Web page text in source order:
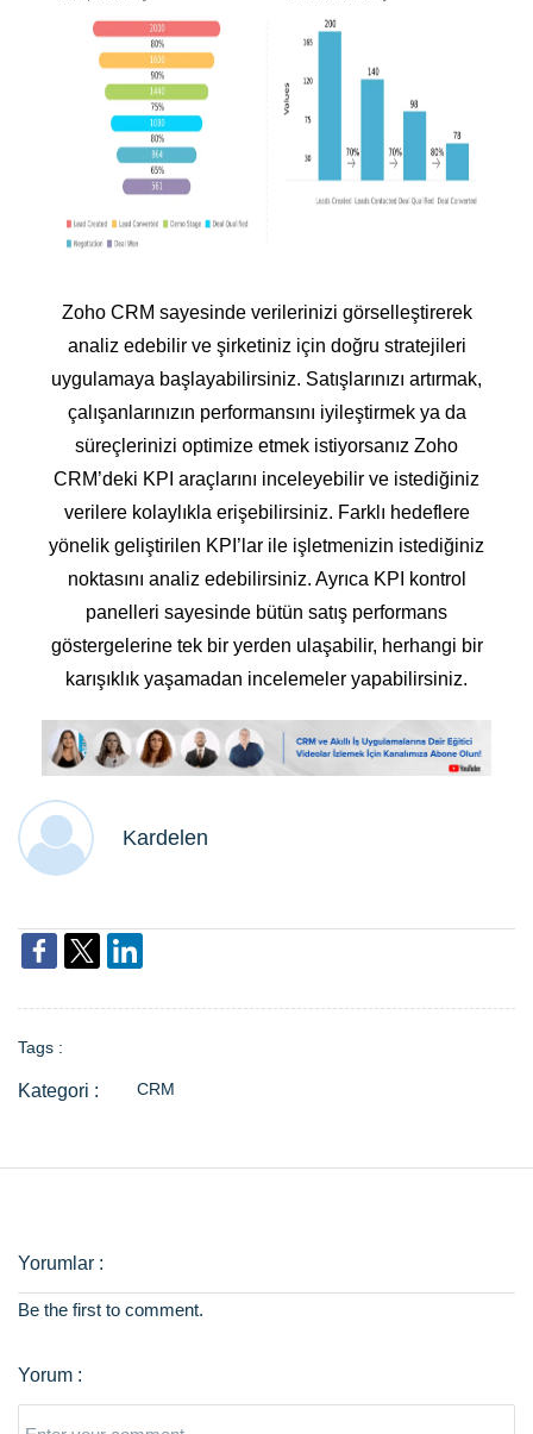
Zoho CRM sayesinde verilerinizi görselleştirerek
analiz edebilir ve şirketiniz için doğru stratejileri
uygulamaya başlayabilirsiniz. Satışlarınızı artırmak,
çalışanlarınızın performansını iyileştirmek ya da
süreçlerinizi optimize etmek istiyorsanız Zoho
CRM’deki KPI araçlarını inceleyebilir ve istediğiniz
verilere kolaylıkla erişebilirsiniz. Farklı hedeflere
yönelik geliştirilen KPI’lar ile işletmenizin istediğiniz
noktasını analiz edebilirsiniz. Ayrıca KPI kontrol
panelleri sayesinde bütün satış performans
göstergelerine tek bir yerden ulaşabilir, herhangi bir
karışıklık yaşamadan incelemeler yapabilirsiniz.
Kardelen
Tags :
CRM
Be the first to comment.